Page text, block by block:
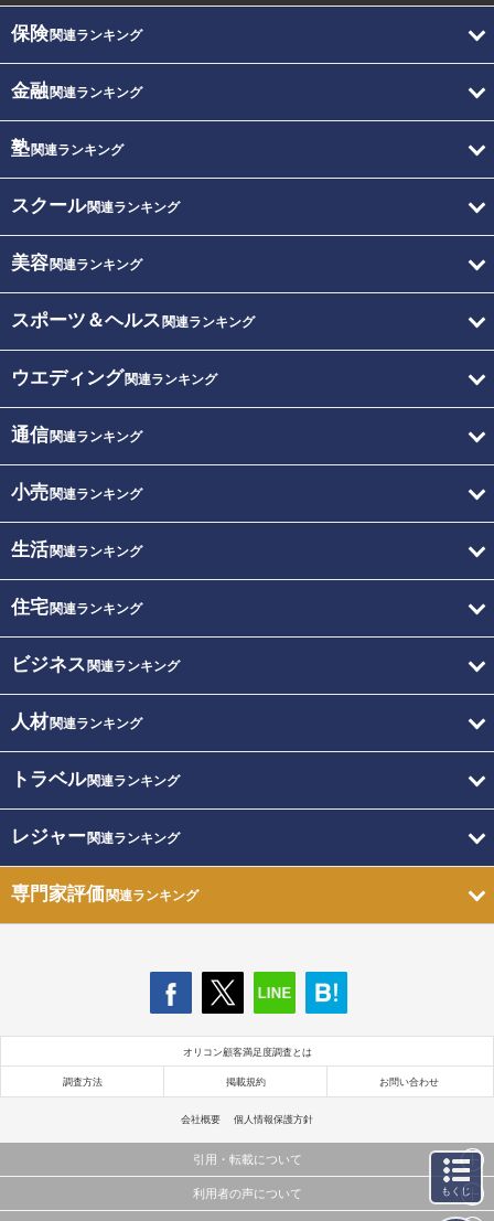
保険関連ランキング
金融関連ランキング
塾関連ランキング
スクール関連ランキング
美容関連ランキング
スポーツ＆ヘルス 関連ランキング
ウエディング関連ランキング
通信関連ランキング
小売関連ランキング
生活関連ランキング
住宅関連ランキング
ビジネス 関連ランキング
人材関連ランキング
トラベル関連ランキング
レジャー関連ランキング
専門家評価関連ランキング
オリコン顧客満足度調査とは
調査方法 掲載規約 お問い合わせ
会社概要 個人情報保護方針
引用・転載について
当サイトで公開されている情報（文字、写真、イラスト、画像データ等）及びこれらの配置・
利用者の声について もくじ